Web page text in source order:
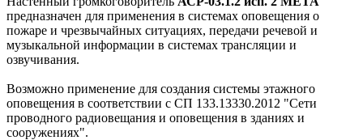
предназначен для применения в системах оповещения о
пожаре и чрезвычайных ситуациях, передачи речевой и
музыкальной информации в системах трансляции и
озвучивания.
Возможно применение для создания системы этажного
оповещения в соответствии с СП 133.13330.2012 "Сети
проводного радиовещания и оповещения в зданиях и
сооружениях".